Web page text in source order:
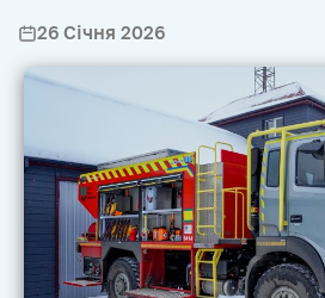
26 Січня 2026